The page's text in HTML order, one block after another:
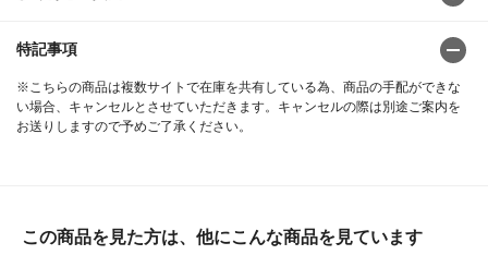
特記事項
※こちらの商品は複数サイトで在庫を共有している為、商品の手配ができな
い場合、キャンセルとさせていただきます。キャンセルの際は別途ご案内を
お送りしますので予めご了承ください。
この商品を見た方は、他にこんな商品を見ています